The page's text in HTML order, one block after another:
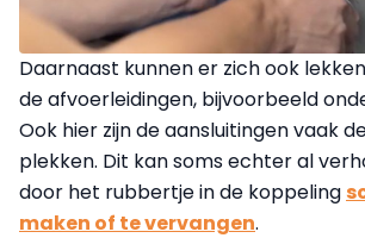
Daarnaast kunnen er zich ook
de afvoerleidingen, bijvoorbeeld
Ook hier zijn de aansluitingen vaak
plekken. Dit kan soms echter al
door het rubbertje in de koppeling
maken of te vervangen.